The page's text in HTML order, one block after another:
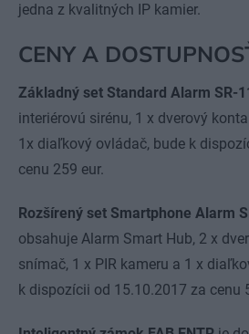
jedna z kvalitných IP kamier.
CENY A
Základný set Standard Alarm SR-
interiérovú sirénu, 1 x dverový
1x diaľkový ovládač, bude k
cenu 259 eur.
Rozšírený set Smartphone Alarm
obsahuje Alarm Smart Hub, 2 x
snímač, 1 x PIR kameru a 1 x
k dispozícii od 15.10.2017 za cenu